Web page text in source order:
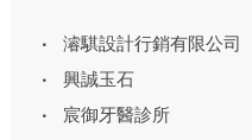
濬騏設計行銷有限公司
興誠玉石
宸御牙醫診所